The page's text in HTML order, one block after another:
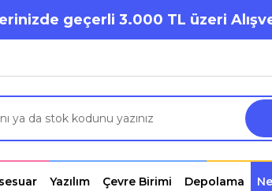
geçerli 3.000 TL üzeri
Yazılım Çevre Birimi Depolama